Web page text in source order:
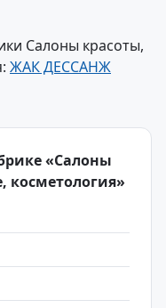
Салоны красоты,
ЖАК ДЕССАНЖ
«Салоны
косметология»